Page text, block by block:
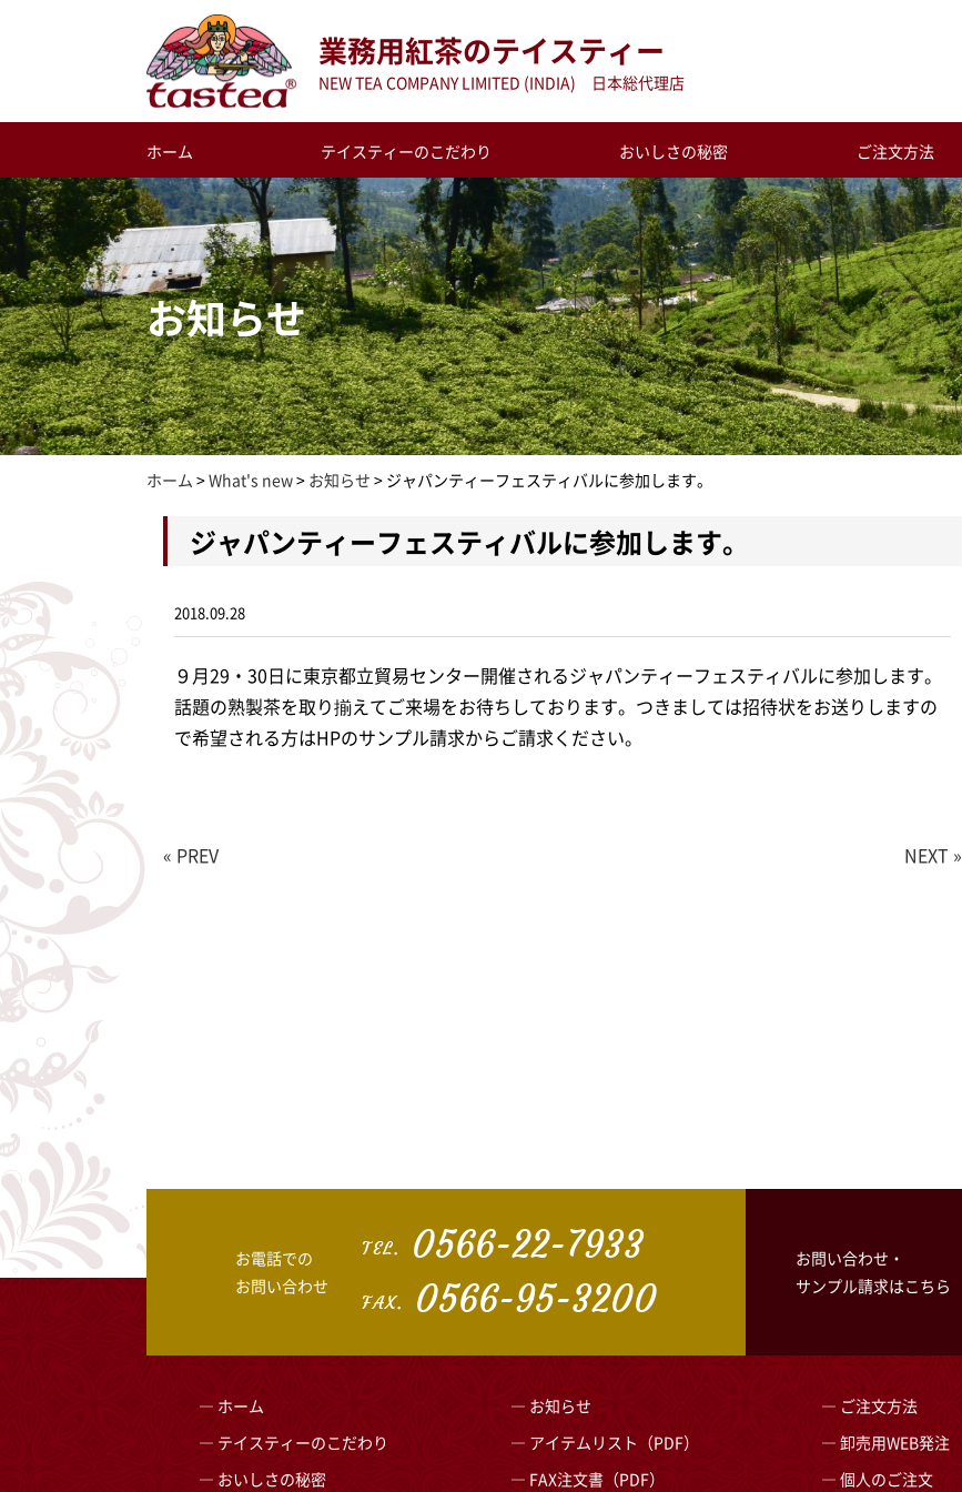
業務用紅茶のテイスティー
NEW TEA COMPANY LIMITED (INDIA) 日本総代理店
ホーム テイスティーのこだわり おいしさの秘密 ご注文方法
お知らせ
ホーム >What's new> お知らせ > ジャパンティーフェスティバルに参加します。
ジャパンティーフェスティバルに参加します。
2018.09.28
９月29・30日に東京都立貿易センター開催されるジャパンティーフェスティバルに参加します。
話題の熟製茶を取り揃えてご来場をお待ちしております。つきましては招待状をお送りしますの
で希望される方はHPのサンプル請求からご請求ください。
« PREV NEXT »
お電話での
お問い合わせ
TEL. 0566-22-7933
FAX. 0566-95-3200
お問い合わせ・
サンプル請求はこちら
ホーム
テイスティーのこだわり
おいしさの秘密
お知らせ
アイテムリスト（PDF）
FAX注文書（PDF）
ご注文方法
卸売用WEB発注
個人のご注文